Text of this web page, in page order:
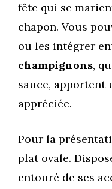
fête qui se
chapon. Vous
ou les intégrer
champignons,
sauce, apportent
appréciée.
Pour la
plat ovale.
entouré de ses